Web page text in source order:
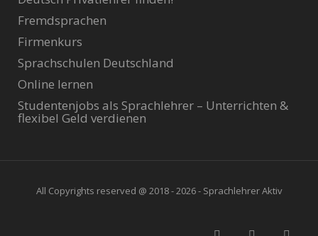
Fremdsprachen
Firmenkurs
Sprachschulen Deutschland
Online lernen
Studentenjobs als Sprachlehrer – Unterrichten &
flexibel Geld verdienen
All Copyrights reserved @ 2018 - 2026 - Sprachlehrer Aktiv